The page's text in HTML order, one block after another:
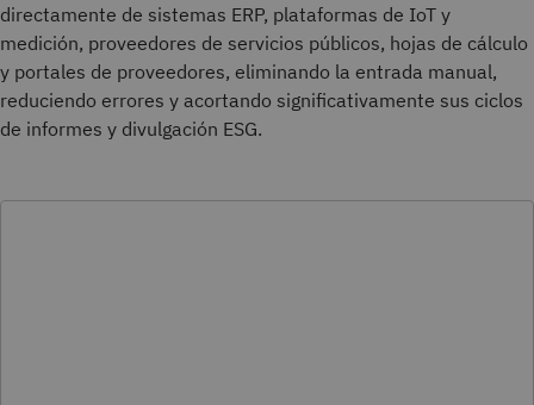
directamente de sistemas ERP, plataformas de IoT y
medición, proveedores de servicios públicos, hojas de cálculo
y portales de proveedores, eliminando la entrada manual,
reduciendo errores y acortando significativamente sus ciclos
de informes y divulgación ESG.